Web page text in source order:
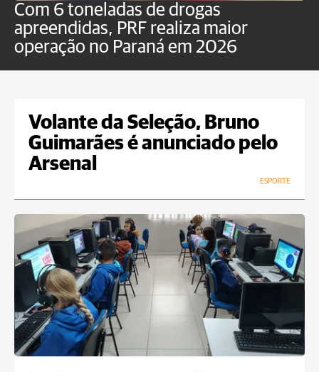
Com 6 toneladas de drogas
apreendidas, PRF realiza maior
operação no Paraná em 2026
Volante da Seleção, Bruno
Guimarães é anunciado pelo
Arsenal
ESPORTE